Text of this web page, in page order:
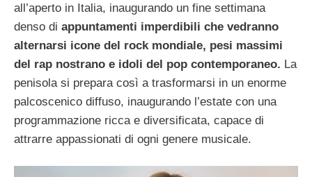
all’aperto in Italia, inaugurando un fine settimana
denso di appuntamenti imperdibili che vedranno
alternarsi icone del rock mondiale, pesi massimi
del rap nostrano e idoli del pop contemporaneo. La
penisola si prepara così a trasformarsi in un enorme
palcoscenico diffuso, inaugurando l’estate con una
programmazione ricca e diversificata, capace di
attrarre appassionati di ogni genere musicale.